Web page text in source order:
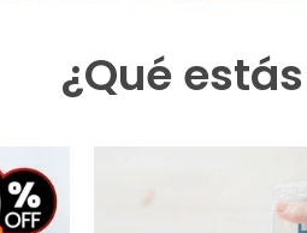
¿Qué